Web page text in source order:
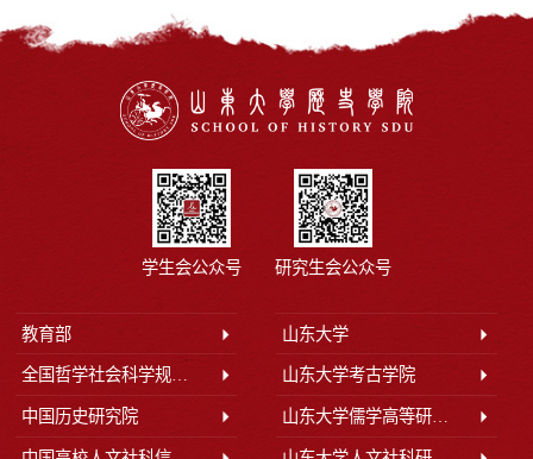
学生会公众号 研究生会公众号
教育部 山东大学
全国哲学社会科学规划办公室 山东大学考古学院
中国历史研究院 山东大学儒学高等研究院